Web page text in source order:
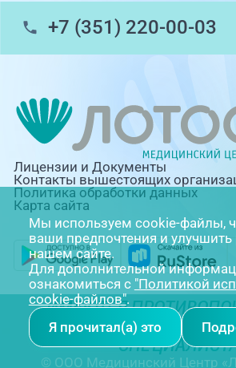
+7 (351) 220-00-03
Лицензии и Документы
Контакты вышестоящих
Политика обработки данных
Карта сайта
ИМЕЮТСЯ
НЕОБХОДИМА
© ООО Медицинский Центр
Мы используем cookie-файлы,
ваши предпочтения и улучшить
нашем сайте.
Для дополнительной
ознакомиться с "Политикой
cookie-файлов".
Я прочитал(а) это